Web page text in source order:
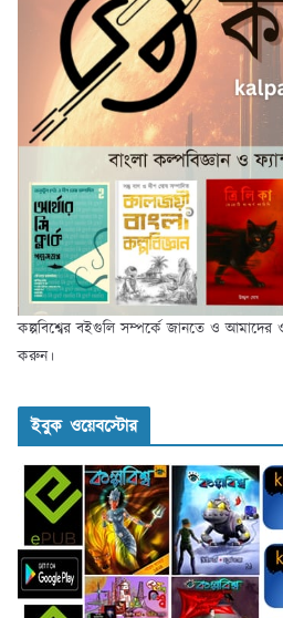
কল্পবিশ্বের বইগুলি সম্পর্কে জানতে ও আমাদের
করুন।
ইবুক ওয়েবস্টোর